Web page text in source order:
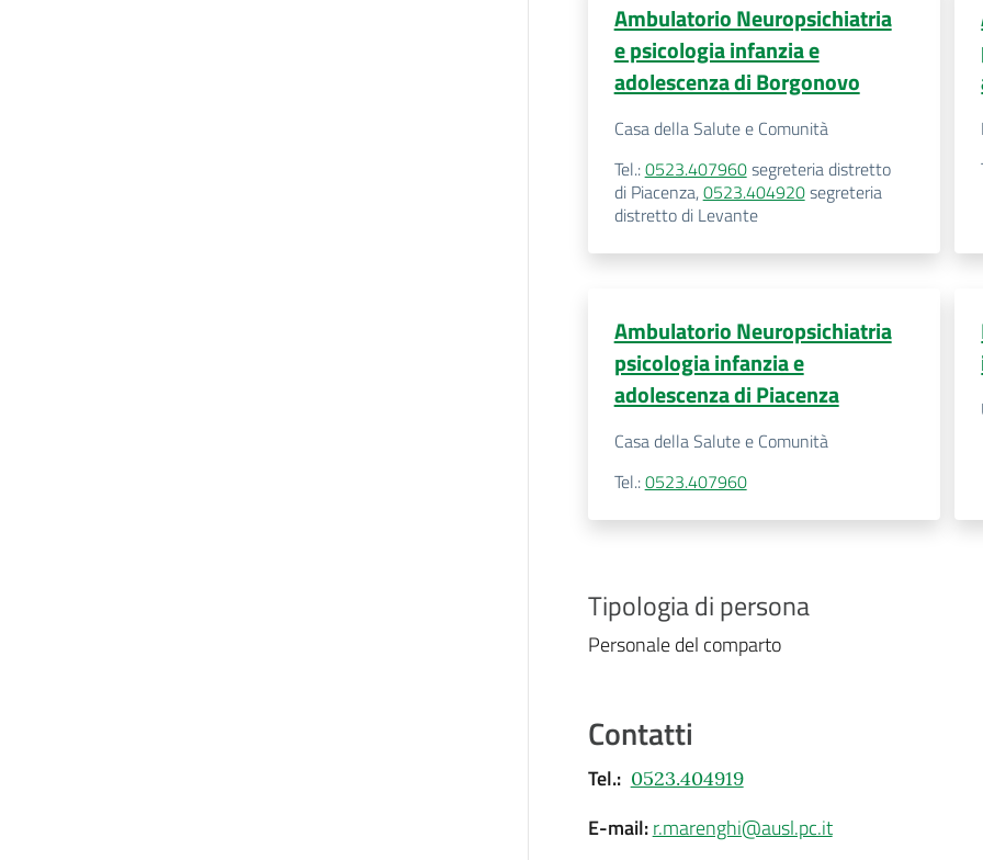
Ambulatorio Neuropsichiatria
e psicologia infanzia e
adolescenza di Borgonovo
Casa della Salute e Comunità
Tel.:0523.407960segreteria distretto
di Piacenza,0523.404920segreteria
distretto di Levante
Ambulatorio Neuropsichiatria
psicologia infanzia e
adolescenza di Piacenza
Casa della Salute e Comunità
Tel.:0523.407960
Tipologia di persona
Personale del comparto
Contatti
Tel.: 0523.404919
E-mail:r.marenghi@ausl.pc.it